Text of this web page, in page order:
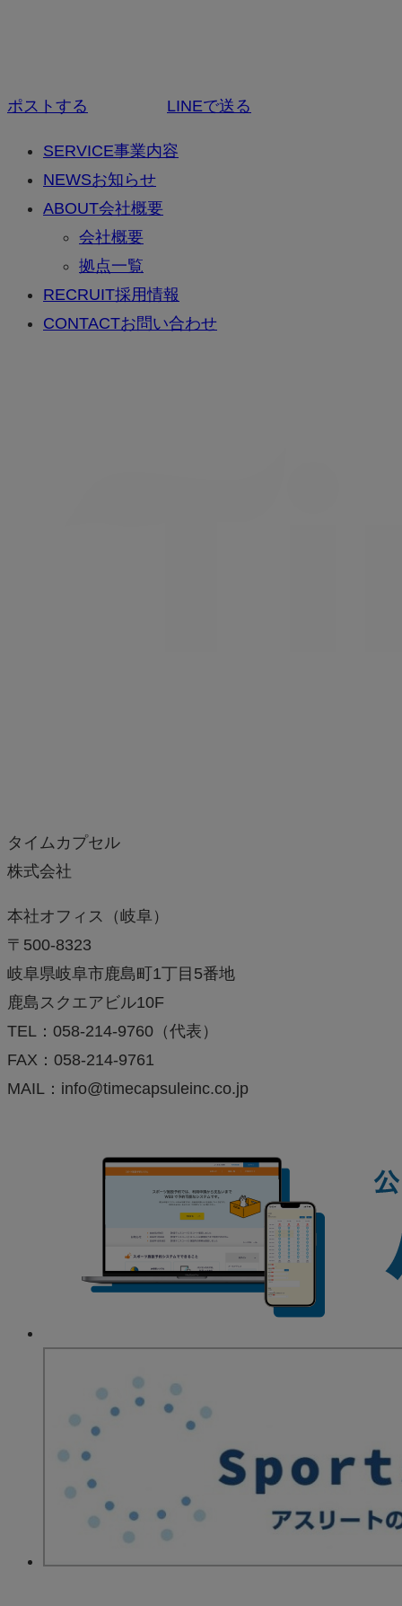
ポストする LINEで送る
SERVICE事業内容
NEWSお知らせ
ABOUT会社概要
会社概要
拠点一覧
RECRUIT採用情報
CONTACTお問い合わせ
タイムカプセル
株式会社
本社オフィス（岐阜）
〒500-8323
岐阜県岐阜市鹿島町1丁目5番地
鹿島スクエアビル10F
TEL：058-214-9760（代表）
FAX：058-214-9761
MAIL：info@timecapsuleinc.co.jp